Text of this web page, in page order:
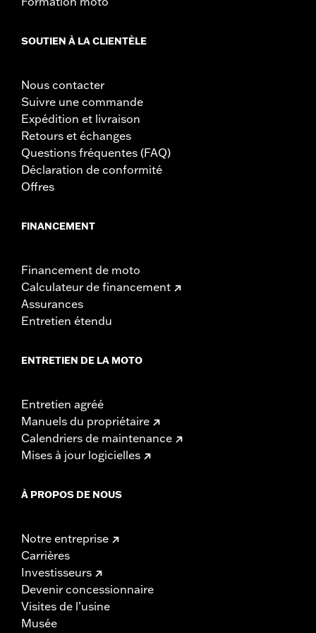
SOUTIEN À LA CLIENTÈLE
Nous contacter
Suivre une commande
Expédition et livraison
Retours et échanges
Questions fréquentes (FAQ)
Déclaration de conformité
Offres
FINANCEMENT
Financement de moto
Calculateur de financement
Assurances
Entretien étendu
ENTRETIEN DE LA MOTO
Entretien agréé
Manuels du propriétaire
Calendriers de maintenance
Mises à jour logicielles
À PROPOS DE NOUS
Notre entreprise
Carrières
Investisseurs
Devenir concessionnaire
Visites de l’usine
Musée